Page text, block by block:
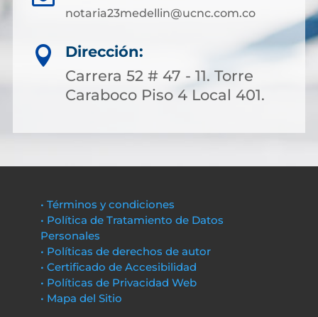
notaria23medellin@ucnc.com.co

Dirección:
Carrera 52 # 47 - 11. Torre
Caraboco Piso 4 Local 401.
• Términos y condiciones
• Política de Tratamiento de Datos
Personales
• Políticas de derechos de autor
• Certificado de Accesibilidad
• Políticas de Privacidad Web
• Mapa del Sitio